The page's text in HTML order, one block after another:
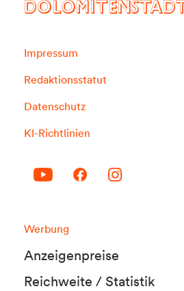
DOLOMITENSTADT
Impressum
Redaktionsstatut
Datenschutz
KI-Richtlinien
Werbung
Anzeigenpreise
Reichweite / Statistik